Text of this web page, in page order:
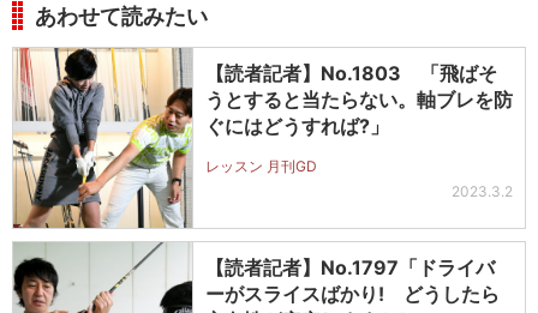
あわせて読みたい
【読者記者】No.1803 「飛ばそ
うとすると当たらない。軸ブレを防
ぐにはどうすれば?」
レッスン 月刊GD
2023.3.2
【読者記者】No.1797「ドライバ
ーがスライスばかり! どうしたら